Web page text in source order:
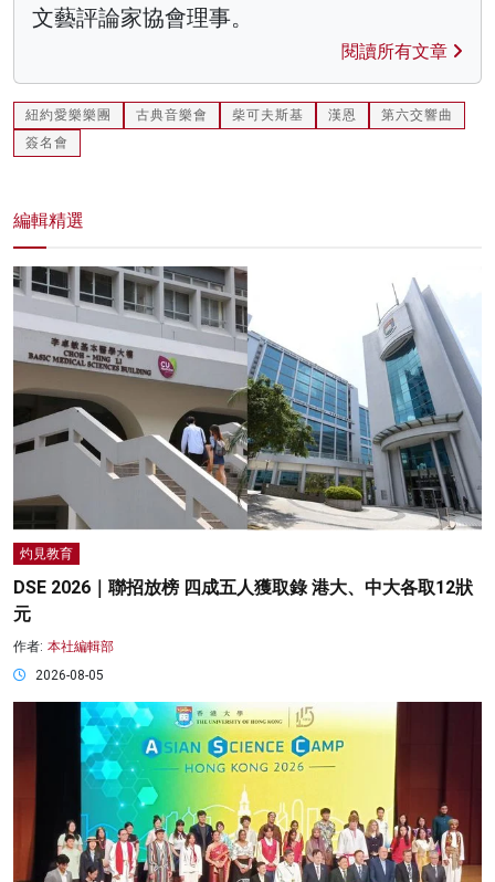
文藝評論家協會理事。
閱讀所有文章
紐約愛樂樂團 古典音樂會 柴可夫斯基 漢恩
第六交響曲
簽名會
編輯精選
灼見教育
DSE 2026｜聯招放榜 四成五人獲取錄 港大、中大各取12狀
元
作者: 本社編輯部
2026-08-05